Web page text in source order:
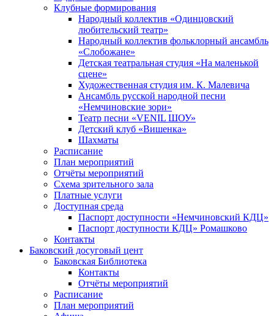
Клубные формирования
Народный коллектив «Одинцовский
любительский театр»
Народный коллектив фольклорный ансамбль
«Слобожане»
Детская театральная студия «На маленькой
сцене»
Художественная студия им. К. Малевича
Ансамбль русской народной песни
«Немчиновские зори»
Театр песни «VENIL ШОУ»
Детский клуб «Вишенка»
Шахматы
Расписание
План мероприятий
Отчёты мероприятий
Схема зрительного зала
Платные услуги
Доступная среда
Паспорт доступности «Немчиновский КДЦ»
Паспорт доступности КДЦ» Ромашково
Контакты
Баковский досуговый цент
Баковская Библиотека
Контакты
Отчёты мероприятий
Расписание
План мероприятий